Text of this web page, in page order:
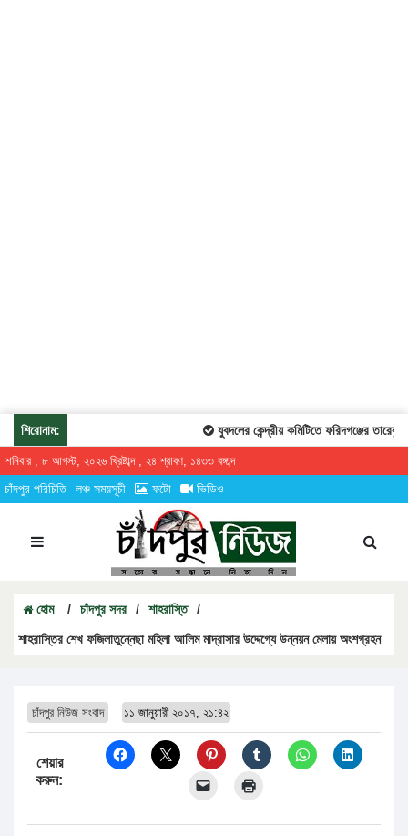
শিরোনাম: যুবদলের কেন্দ্রীয় কমিটিতে ফরিদগঞ্জের তারেকুর
শনিবার , ৮ আগস্ট, ২০২৬ খ্রিষ্টাব্দ , ২৪ শ্রাবণ, ১৪৩৩ বঙ্গাব্দ
চাঁদপুর পরিচিতি লঞ্চ সময়সূচী ফটো ভিডিও
হোম / চাঁদপুর সদর / শাহরাস্তি /
শাহরাস্তির শেখ ফজিলাতুন্নেছা মহিলা আলিম মাদ্রাসার উদ্দেগ্যে উন্নয়ন মেলায় অংশগ্রহন
চাঁদপুর নিউজ সংবাদ ১১ জানুয়ারী ২০১৭, ২১:৪২
শেয়ার
করুন: